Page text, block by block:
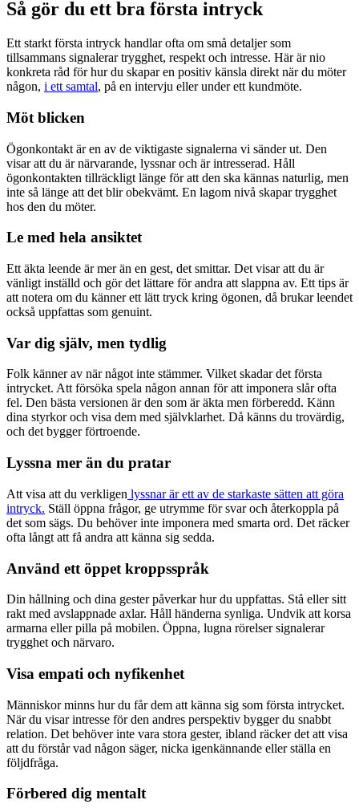
Så gör du ett bra första intryck
Ett starkt första intryck handlar ofta om små detaljer som
tillsammans signalerar trygghet, respekt och intresse. Här är nio
konkreta råd för hur du skapar en positiv känsla direkt när du möter
någon, i ett samtal, på en intervju eller under ett kundmöte.
Möt blicken
Ögonkontakt är en av de viktigaste signalerna vi sänder ut. Den
visar att du är närvarande, lyssnar och är intresserad. Håll
ögonkontakten tillräckligt länge för att den ska kännas naturlig, men
inte så länge att det blir obekvämt. En lagom nivå skapar trygghet
hos den du möter.
Le med hela ansiktet
Ett äkta leende är mer än en gest, det smittar. Det visar att du är
vänligt inställd och gör det lättare för andra att slappna av. Ett tips är
att notera om du känner ett lätt tryck kring ögonen, då brukar leendet
också uppfattas som genuint.
Var dig själv, men tydlig
Folk känner av när något inte stämmer. Vilket skadar det första
intrycket. Att försöka spela någon annan för att imponera slår ofta
fel. Den bästa versionen är den som är äkta men förberedd. Känn
dina styrkor och visa dem med självklarhet. Då känns du trovärdig,
och det bygger förtroende.
Lyssna mer än du pratar
Att visa att du verkligen lyssnar är ett av de starkaste sätten att göra
intryck. Ställ öppna frågor, ge utrymme för svar och återkoppla på
det som sägs. Du behöver inte imponera med smarta ord. Det räcker
ofta långt att få andra att känna sig sedda.
Använd ett öppet kroppsspråk
Din hållning och dina gester påverkar hur du uppfattas. Stå eller sitt
rakt med avslappnade axlar. Håll händerna synliga. Undvik att korsa
armarna eller pilla på mobilen. Öppna, lugna rörelser signalerar
trygghet och närvaro.
Visa empati och nyfikenhet
Människor minns hur du får dem att känna sig som första intrycket.
När du visar intresse för den andres perspektiv bygger du snabbt
relation. Det behöver inte vara stora gester, ibland räcker det att visa
att du förstår vad någon säger, nicka igenkännande eller ställa en
följdfråga.
Förbered dig mentalt